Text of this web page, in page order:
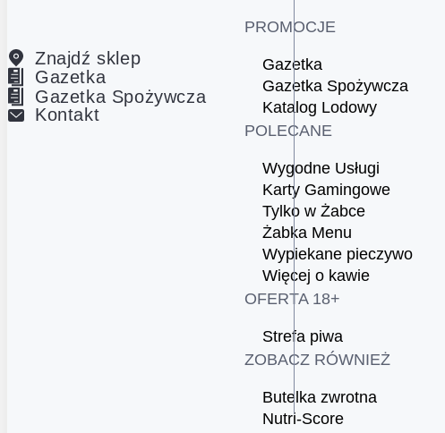
Znajdź sklep
Gazetka
Gazetka Spożywcza
Kontakt
PROMOCJE
Gazetka
Gazetka Spożywcza
Katalog Lodowy
POLECANE
Wygodne Usługi
Karty Gamingowe
Tylko w Żabce
Żabka Menu
Wypiekane pieczywo
Więcej o kawie
OFERTA 18+
Strefa piwa
ZOBACZ RÓWNIEŻ
Butelka zwrotna
Nutri-Score